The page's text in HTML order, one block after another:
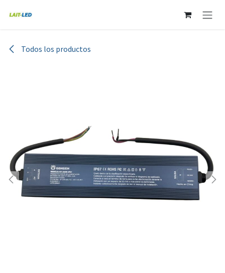
Todos los productos